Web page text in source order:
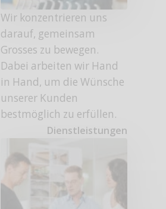
Wir konzentrieren uns
darauf, gemeinsam
Grosses zu bewegen.
Dabei arbeiten wir Hand
in Hand, um die Wünsche
unserer Kunden
bestmöglich zu erfüllen.
Dienstleistungen